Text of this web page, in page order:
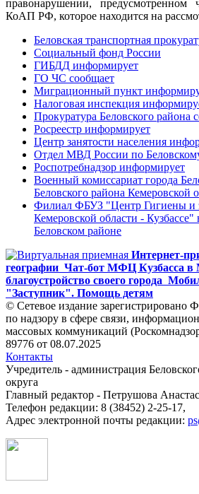
правонарушении, предусмотренном
КоАП РФ, которое находится на
Беловская транспортная
Социальный фонд России
ГИБДД информирует
ГО ЧС сообщает
Миграционный пункт
Налоговая инспекция
Прокуратура Беловского района
Росреестр информирует
Центр занятости населения
Отдел МВД России по
Роспотребнадзор информирует
Военный комиссариат города
Беловского района Кемеровской
Филиал ФБУЗ "Центр Гигиены и
Кемеровской области - Кузбассе"
Беловском районе
Интернет-
географии Чат-бот МФЦ Кузбасса в
благоустройство своего города
"Заступник". Помощь детям
© Сетевое издание зарегистрировано
по надзору в сфере связи,
массовых коммуникаций
89776 от 08.07.2025
Контакты
Учредитель - администрация
округа
Главный редактор - Петрушова
Телефон редакции: 8 (38452) 2-25-17,
Адрес электронной почты редакции: